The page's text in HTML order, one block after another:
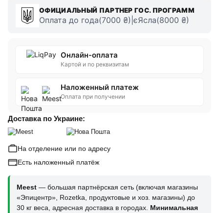
ОФИЦИАЛЬНЫЙ ПАРТНЕР ГОС. ПРОГРАММ
Оплата до года(7000 ₴)|єЯсла(8000 ₴)
Онлайн-оплата
Картой и по реквизитам
Наложенный платеж
Оплата при получении
Доставка по Украине:
На отделение или по адресу
Есть наложенный платёж
Meest — большая партнёрская сеть (включая магазины
«Эпицентр», Rozetka, продуктовые и хоз. магазины) до
30 кг веса, адресная доставка в городах. Минимальная